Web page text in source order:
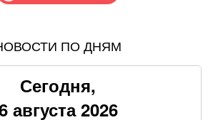
областей окажут новую денежную
станет сложнее: для украинцев
ПО ДНЯМ
Сегодня,
августа 2026